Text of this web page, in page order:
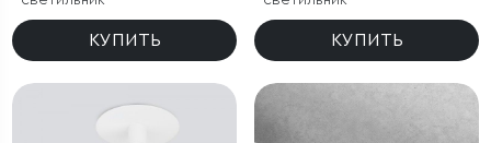
КУПИТЬ КУПИТЬ